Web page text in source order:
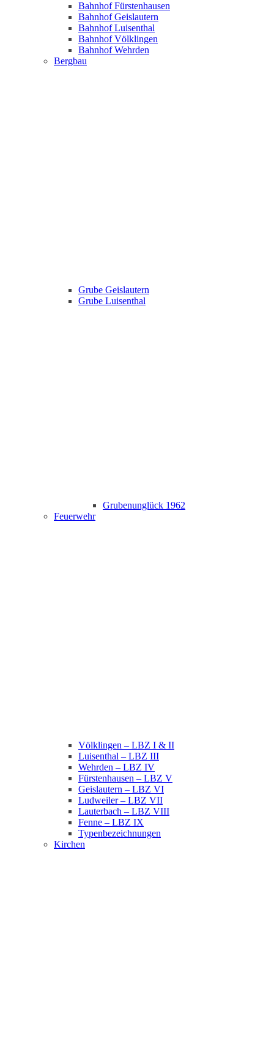
Bahnhof Fürstenhausen
Bahnhof Geislautern
Bahnhof Luisenthal
Bahnhof Völklingen
Bahnhof Wehrden
Bergbau
Grube Geislautern
Grube Luisenthal
Grubenunglück 1962
Feuerwehr
Völklingen – LBZ I & II
Luisenthal – LBZ III
Wehrden – LBZ IV
Fürstenhausen – LBZ V
Geislautern – LBZ VI
Ludweiler – LBZ VII
Lauterbach – LBZ VIII
Fenne – LBZ IX
Typenbezeichnungen
Kirchen